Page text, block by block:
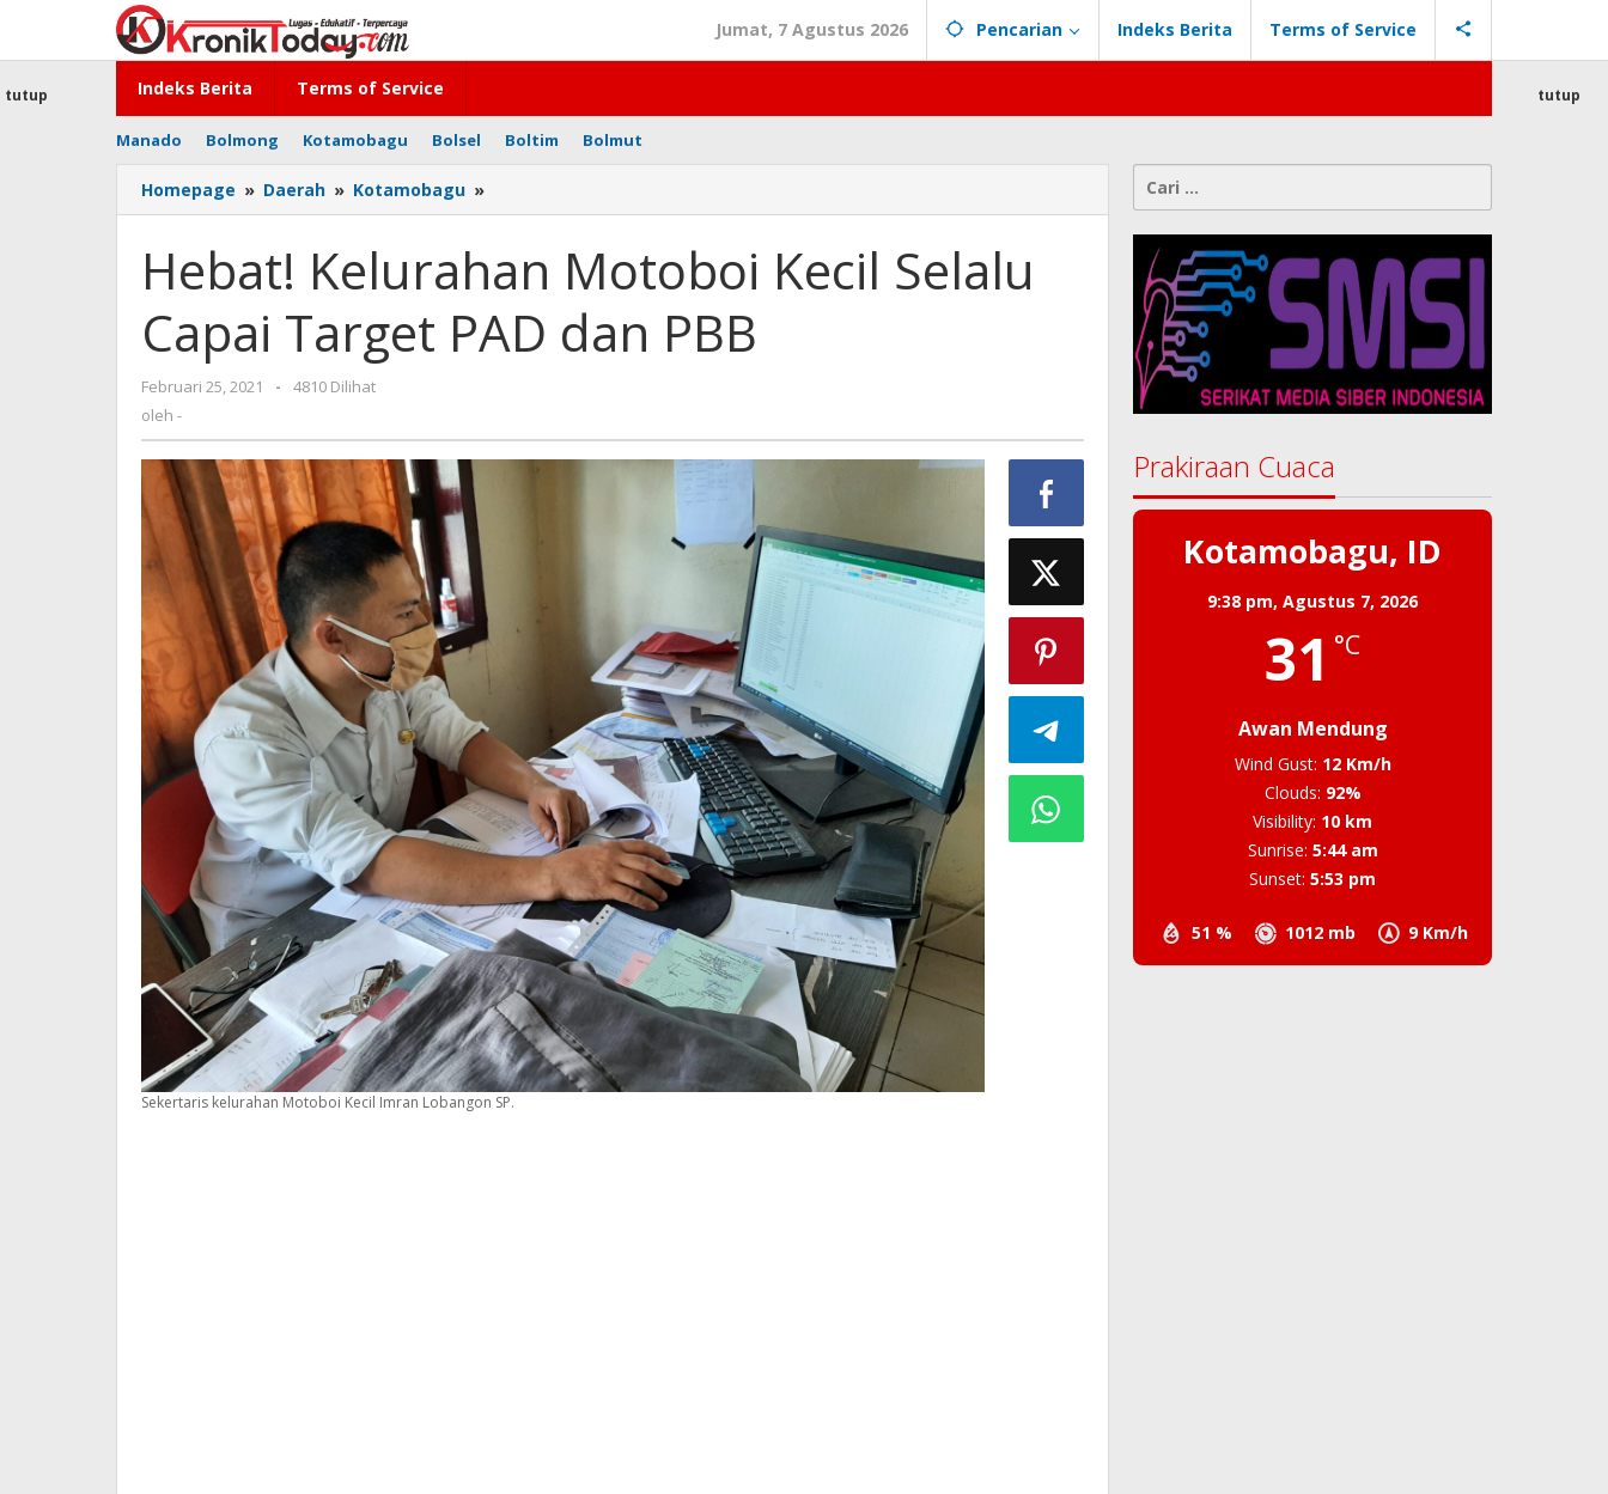
konten
Jumat, 7 Agustus 2026 Pencarian Indeks Berita Terms of Service
Indeks Berita Terms of Service
Manado Bolmong Kotamobagu Bolsel Boltim Bolmut
tutup tutup
Homepage » Daerah » Kotamobagu »
Kelurahan
Kecil
Selalu
Capai
Target
Hebat! Kelurahan Motoboi Kecil Selalu
Capai Target PAD dan PBB
Februari 25, 2021
oleh
-
4810 Dilihat
oleh -
Sekertaris kelurahan Motoboi Kecil Imran Lobangon SP.
Cari
untuk:
Prakiraan Cuaca
Kotamobagu, ID
9:38 pm,Agustus 7, 2026
31 °C
Awan Mendung
51 % 1012 mb 9 Km/h
Wind Gust: 12 Km/h
Clouds: 92%
Visibility: 10 km
Sunrise: 5:44 am
Sunset: 5:53 pm